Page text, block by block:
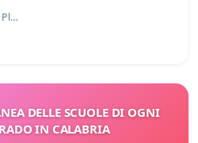
Pl…
DELLE SCUOLE DI OGNI
IN CALABRIA